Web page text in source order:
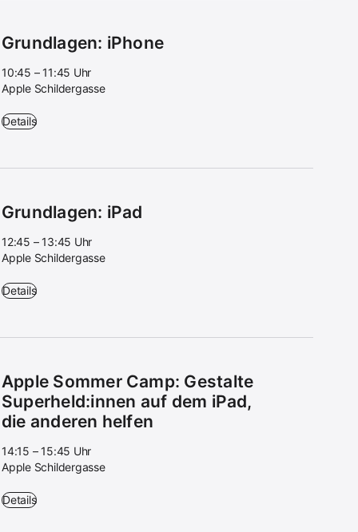
Grundlagen: iPhone
10:45 – 11:45 Uhr
Apple Schildergasse
Grundlagen: iPhone - 10:45 – 11:45 Uhr - Apple Schildergasse
Details
Grundlagen: iPad
12:45 – 13:45 Uhr
Apple Schildergasse
Grundlagen: iPad - 12:45 – 13:45 Uhr - Apple Schildergasse
Details
Apple Sommer Camp: Gestalte
Superheld:innen auf dem iPad,
die anderen helfen
14:15 – 15:45 Uhr
Apple Schildergasse
Apple Sommer Camp: Gestalte Superheld:innen auf dem iPad, die
Details